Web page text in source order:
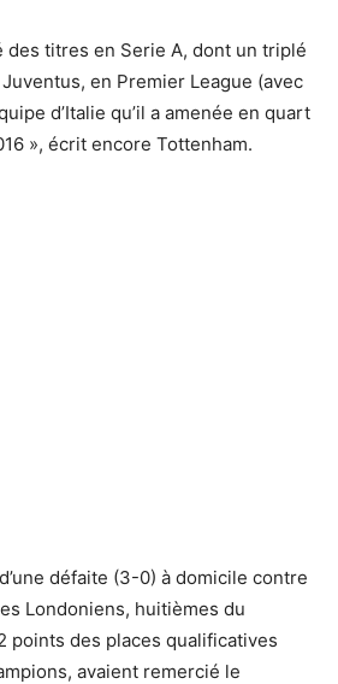
des titres en Serie A, dont un triplé
en Premier League (avec
d’Italie qu’il a amenée en quart
», écrit encore Tottenham.
défaite (3-0) à domicile contre
Londoniens, huitièmes du
points des places qualificatives
avaient remercié le